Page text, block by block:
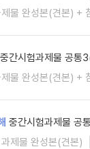
물 완성본(견본) +
중간시험과제물 공통
물 완성본(견본) +
중간시험과제물 공
제물 완성본(견본)